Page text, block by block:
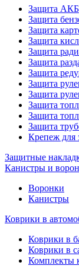
Защита АКБ
Защита
Защита
Защита
Защита
Защита
Защита
Защита
Защита
Защита
Защита
Защита
Крепеж для
Защитные
Канистры и
Воронки
Канистры
Коврики в
Коврики в
Коврики в
Комплекты